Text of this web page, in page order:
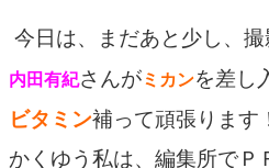
今日は、まだあと少し、撮
内田有紀さんがミカンを差し
ビタミン補って頑張ります
かくゆう私は、編集所で